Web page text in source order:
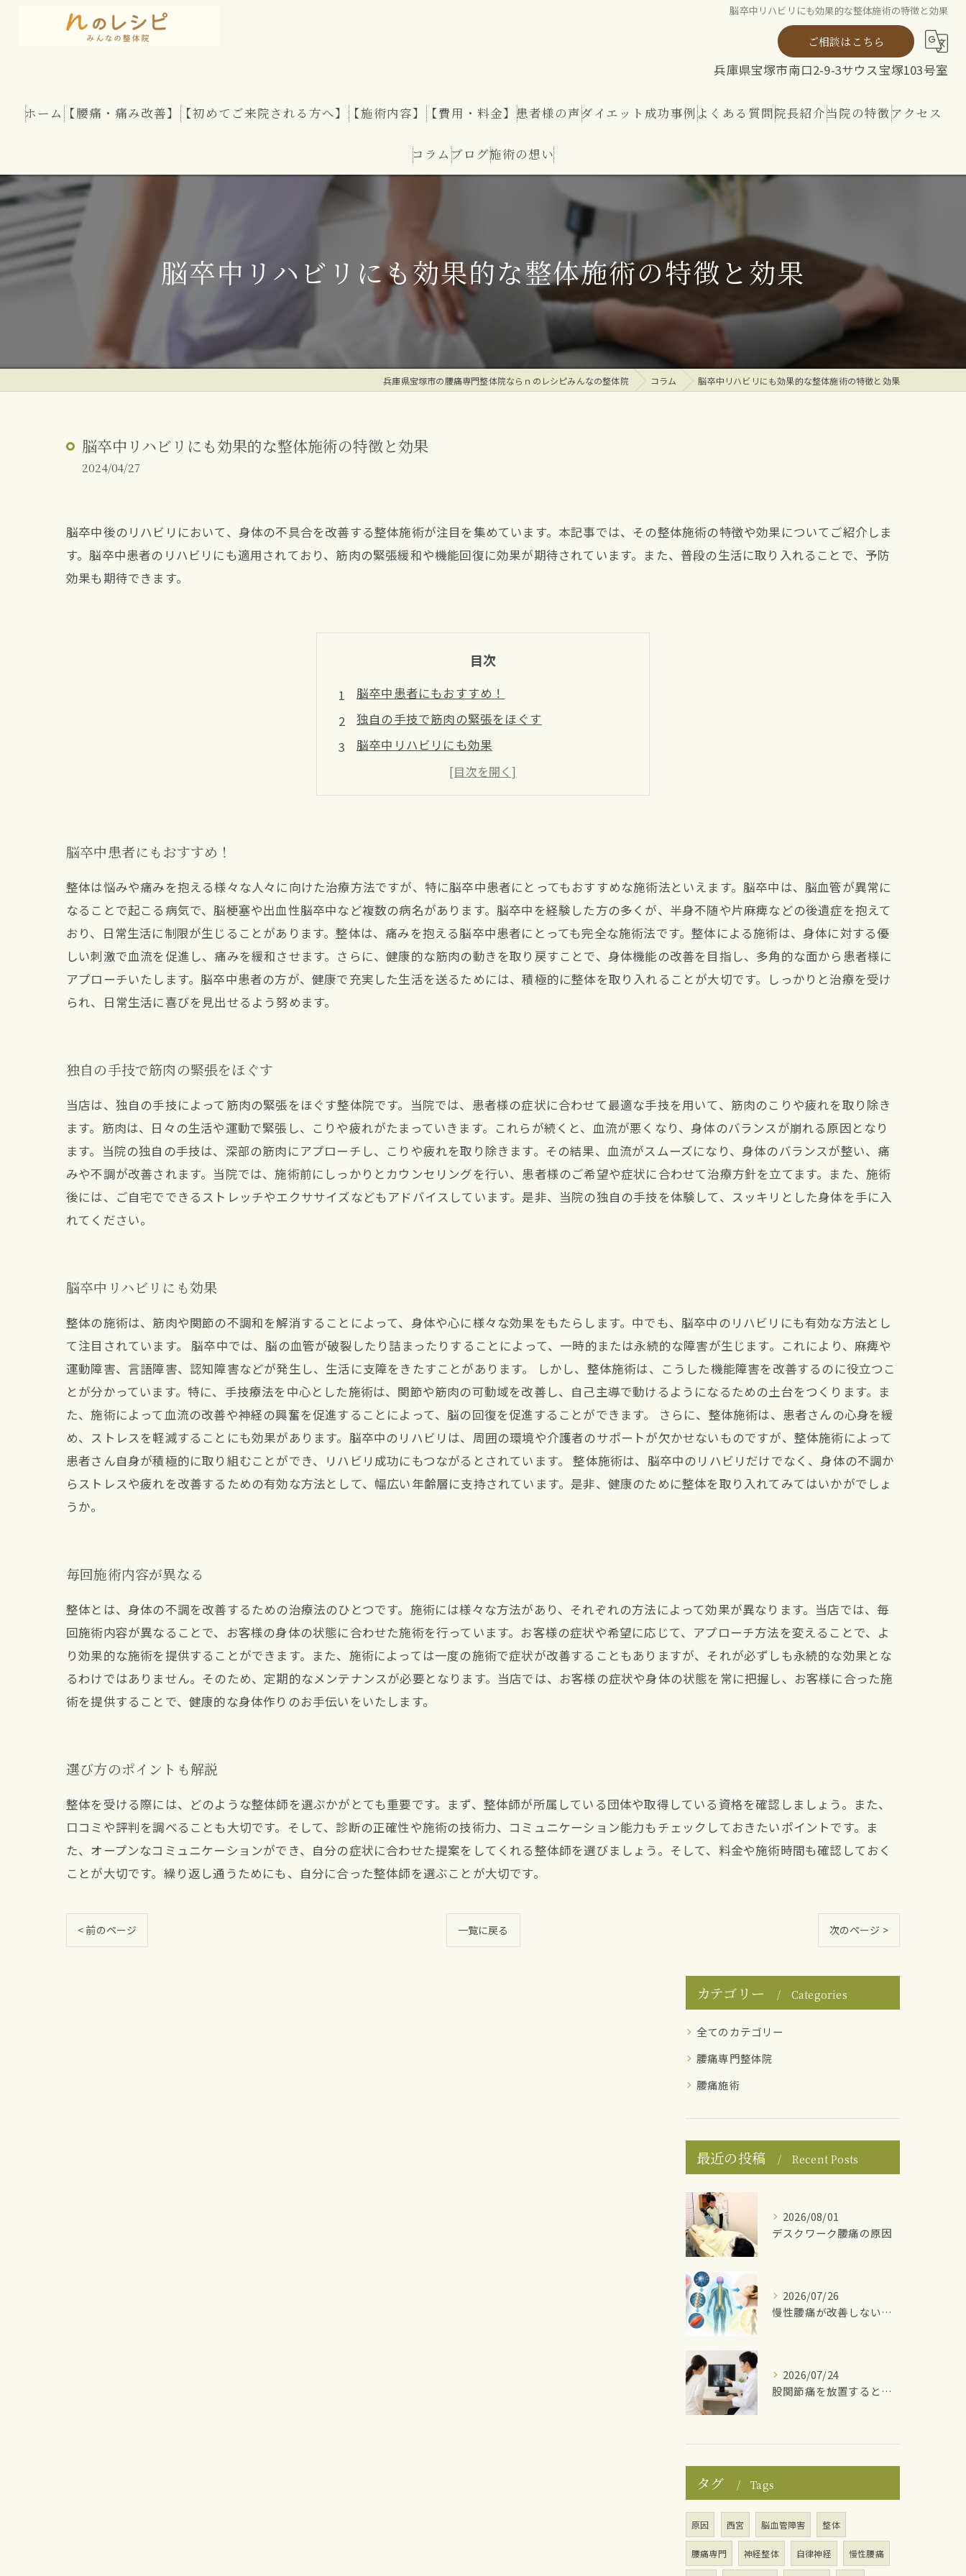
脳卒中リハビリにも効果的な整体施術の特徴と効果
ご相談はこちら
兵庫県宝塚市南口2-9-3サウス宝塚103号室
ホーム 【腰痛・痛み改善】
股関節痛
腰部脊柱管狭窄症
腰のヘルニア（椎間板ヘルニア）
反り腰・姿勢改善
【初めてご来院される方へ】 【施術内容】 【費用・料金】 患者様の声ダイエット成功事例よくある質問院長紹介当院の特徴アクセス
コラム ブログ施術の想い
脳卒中リハビリにも効果的な整体施術の特徴と効果
兵庫県宝塚市の腰痛専門整体院ならｎのレシピみんなの整体院 コラム 脳卒中リハビリにも効果的な整体施術の特徴と効果
脳卒中リハビリにも効果的な整体施術の特徴と効果
2024/04/27
脳卒中後のリハビリにおいて、身体の不具合を改善する整体施術が注目を集めています。本記事では、その整体施術の特徴や効果についてご紹介しま
す。脳卒中患者のリハビリにも適用されており、筋肉の緊張緩和や機能回復に効果が期待されています。また、普段の生活に取り入れることで、予防
効果も期待できます。
目次
脳卒中患者にもおすすめ！
独自の手技で筋肉の緊張をほぐす
脳卒中リハビリにも効果
毎回施術内容が異なる
選び方のポイントも解説
脳卒中患者にもおすすめ！
整体は悩みや痛みを抱える様々な人々に向けた治療方法ですが、特に脳卒中患者にとってもおすすめな施術法といえます。脳卒中は、脳血管が異常に
なることで起こる病気で、脳梗塞や出血性脳卒中など複数の病名があります。脳卒中を経験した方の多くが、半身不随や片麻痺などの後遺症を抱えて
おり、日常生活に制限が生じることがあります。整体は、痛みを抱える脳卒中患者にとっても完全な施術法です。整体による施術は、身体に対する優
しい刺激で血流を促進し、痛みを緩和させます。さらに、健康的な筋肉の動きを取り戻すことで、身体機能の改善を目指し、多角的な面から患者様に
アプローチいたします。脳卒中患者の方が、健康で充実した生活を送るためには、積極的に整体を取り入れることが大切です。しっかりと治療を受け
られ、日常生活に喜びを見出せるよう努めます。
独自の手技で筋肉の緊張をほぐす
当店は、独自の手技によって筋肉の緊張をほぐす整体院です。当院では、患者様の症状に合わせて最適な手技を用いて、筋肉のこりや疲れを取り除き
ます。筋肉は、日々の生活や運動で緊張し、こりや疲れがたまっていきます。これらが続くと、血流が悪くなり、身体のバランスが崩れる原因となり
ます。当院の独自の手技は、深部の筋肉にアプローチし、こりや疲れを取り除きます。その結果、血流がスムーズになり、身体のバランスが整い、痛
みや不調が改善されます。当院では、施術前にしっかりとカウンセリングを行い、患者様のご希望や症状に合わせて治療方針を立てます。また、施術
後には、ご自宅でできるストレッチやエクササイズなどもアドバイスしています。是非、当院の独自の手技を体験して、スッキリとした身体を手に入
れてください。
脳卒中リハビリにも効果
整体の施術は、筋肉や関節の不調和を解消することによって、身体や心に様々な効果をもたらします。中でも、脳卒中のリハビリにも有効な方法とし
て注目されています。 脳卒中では、脳の血管が破裂したり詰まったりすることによって、一時的または永続的な障害が生じます。これにより、麻痺や
運動障害、言語障害、認知障害などが発生し、生活に支障をきたすことがあります。 しかし、整体施術は、こうした機能障害を改善するのに役立つこ
とが分かっています。特に、手技療法を中心とした施術は、関節や筋肉の可動域を改善し、自己主導で動けるようになるための土台をつくります。ま
た、施術によって血流の改善や神経の興奮を促進することによって、脳の回復を促進することができます。 さらに、整体施術は、患者さんの心身を緩
め、ストレスを軽減することにも効果があります。脳卒中のリハビリは、周囲の環境や介護者のサポートが欠かせないものですが、整体施術によって
患者さん自身が積極的に取り組むことができ、リハビリ成功にもつながるとされています。 整体施術は、脳卒中のリハビリだけでなく、身体の不調か
らストレスや疲れを改善するための有効な方法として、幅広い年齢層に支持されています。是非、健康のために整体を取り入れてみてはいかがでしょ
うか。
毎回施術内容が異なる
整体とは、身体の不調を改善するための治療法のひとつです。施術には様々な方法があり、それぞれの方法によって効果が異なります。当店では、毎
回施術内容が異なることで、お客様の身体の状態に合わせた施術を行っています。お客様の症状や希望に応じて、アプローチ方法を変えることで、よ
り効果的な施術を提供することができます。また、施術によっては一度の施術で症状が改善することもありますが、それが必ずしも永続的な効果とな
るわけではありません。そのため、定期的なメンテナンスが必要となります。当店では、お客様の症状や身体の状態を常に把握し、お客様に合った施
術を提供することで、健康的な身体作りのお手伝いをいたします。
選び方のポイントも解説
整体を受ける際には、どのような整体師を選ぶかがとても重要です。まず、整体師が所属している団体や取得している資格を確認しましょう。また、
口コミや評判を調べることも大切です。そして、診断の正確性や施術の技術力、コミュニケーション能力もチェックしておきたいポイントです。ま
た、オープンなコミュニケーションができ、自分の症状に合わせた提案をしてくれる整体師を選びましょう。そして、料金や施術時間も確認しておく
ことが大切です。繰り返し通うためにも、自分に合った整体師を選ぶことが大切です。
< 前のページ 一覧に戻る 次のページ >
カテゴリー Categories
全てのカテゴリー
腰痛専門整体院
腰痛施術
最近の投稿 Recent Posts
2026/08/01
デスクワーク腰痛の原因
2026/07/26
慢性腰痛が改善しない理由
2026/07/24
股関節痛を放置するとどうなる？
タグ Tags
原因 西宮 脳血管障害 整体
腰痛専門 神経整体 自律神経 慢性腰痛